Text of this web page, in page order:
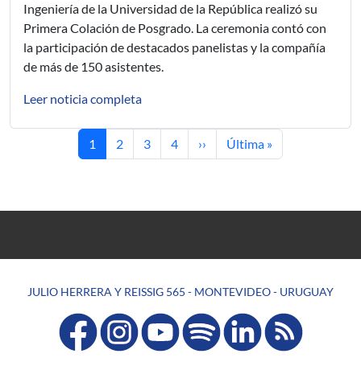
Ingeniería de la Universidad de la República realizó su
Primera Colación de Posgrado. La ceremonia contó con
la participación de destacados panelistas y la compañía
de más de 150 asistentes.
Leer noticia completa
Página actual
1 Página
2 Página
3 Página
4 Siguiente página
›› Última página
Última »
JULIO HERRERA Y REISSIG 565 - MONTEVIDEO - URUGUAY